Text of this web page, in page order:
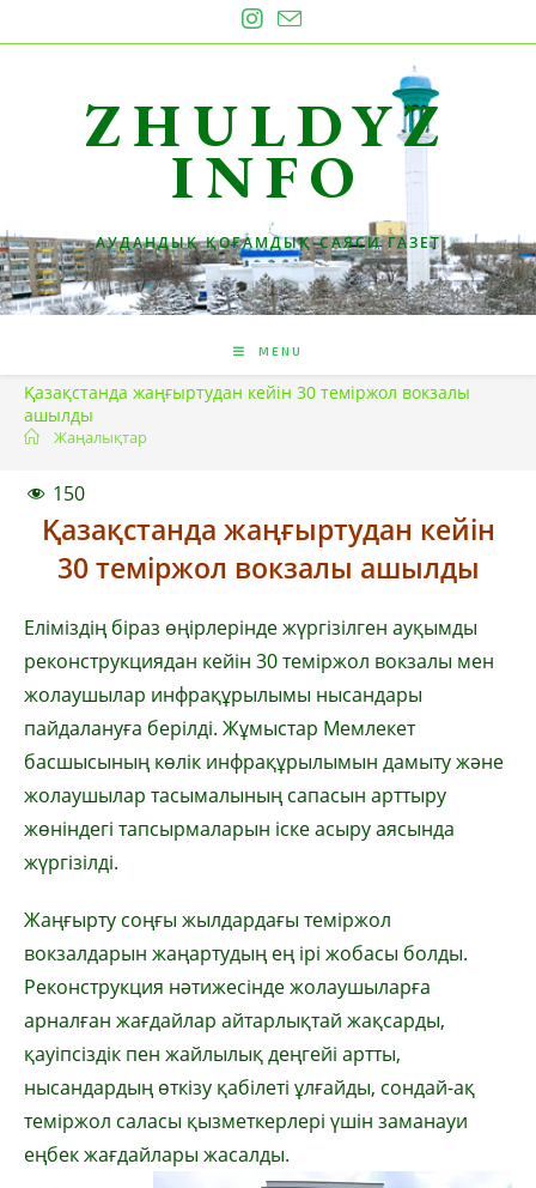
to
ZHULDYZ
INFO
АУДАНДЫҚ ҚОҒАМДЫҚ-САЯСИ ГАЗЕТ
MENU
Қазақстанда жаңғыртудан кейін 30 теміржол вокзалы
ашылды
Жаңалықтар
150
Қазақстанда жаңғыртудан кейін
30 теміржол вокзалы ашылды
Еліміздің біраз өңірлерінде жүргізілген ауқымды
реконструкциядан кейін 30 теміржол вокзалы мен
жолаушылар инфрақұрылымы нысандары
пайдалануға берілді. Жұмыстар Мемлекет
басшысының көлік инфрақұрылымын дамыту және
жолаушылар тасымалының сапасын арттыру
жөніндегі тапсырмаларын іске асыру аясында
жүргізілді.
Жаңғырту соңғы жылдардағы теміржол
вокзалдарын жаңартудың ең ірі жобасы болды.
Реконструкция нәтижесінде жолаушыларға
арналған жағдайлар айтарлықтай жақсарды,
қауіпсіздік пен жайлылық деңгейі артты,
нысандардың өткізу қабілеті ұлғайды, сондай-ақ
теміржол саласы қызметкерлері үшін заманауи
еңбек жағдайлары жасалды.